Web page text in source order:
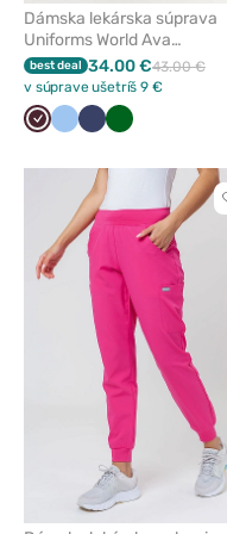
Dámska lekárska súprava
Uniforms World Ava
burgundová
best deal 34.00 €43.00 €
v súprave ušetríš 9 €
Burgundová
ModráNámornícky
Tmavo